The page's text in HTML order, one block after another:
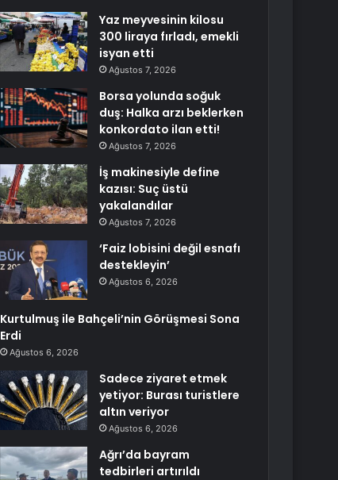
Yaz meyvesinin kilosu
300 liraya fırladı, emekli
isyan etti
Ağustos 7, 2026
Borsa yolunda soğuk
duş: Halka arzı beklerken
konkordato ilan etti!
Ağustos 7, 2026
İş makinesiyle define
kazısı: Suç üstü
yakalandılar
Ağustos 7, 2026
‘Faiz lobisini değil esnafı
destekleyin’
Ağustos 6, 2026
Kurtulmuş ile Bahçeli’nin Görüşmesi Sona
Erdi
Ağustos 6, 2026
Sadece ziyaret etmek
yetiyor: Burası turistlere
altın veriyor
Ağustos 6, 2026
Ağrı’da bayram
tedbirleri artırıldı